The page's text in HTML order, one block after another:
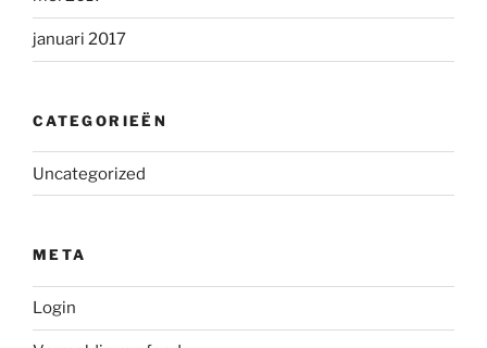
januari 2017
CATEGORIEËN
Uncategorized
META
Login